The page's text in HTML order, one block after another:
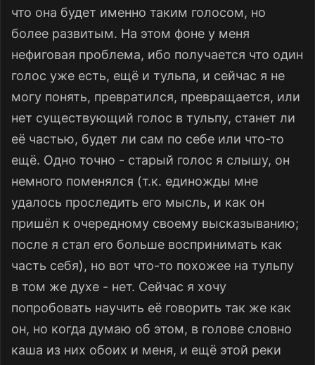
что она будет именно таким голосом, но
более развитым. На этом фоне у меня
нефиговая проблема, ибо получается что один
голос уже есть, ещё и тульпа, и сейчас я не
могу понять, превратился, превращается, или
нет существующий голос в тульпу, станет ли
её частью, будет ли сам по себе или что-то
ещё. Одно точно - старый голос я слышу, он
немного поменялся (т.к. единожды мне
удалось проследить его мысль, и как он
пришёл к очередному своему высказыванию;
после я стал его больше воспринимать как
часть себя), но вот что-то похожее на тульпу
в том же духе - нет. Сейчас я хочу
попробовать научить её говорить так же как
он, но когда думаю об этом, в голове словно
каша из них обоих и меня, и ещё этой реки